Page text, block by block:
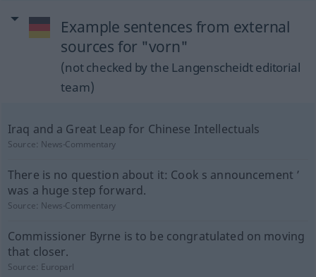
Example sentences from external
sources for "vorn"
(not checked by the Langenscheidt editorial
team)
Iraq and a Great Leap for Chinese Intellectuals
Source: News-Commentary
There is no question about it: Cook s announcement ’
was a huge step forward.
Source: News-Commentary
Commissioner Byrne is to be congratulated on moving
that closer.
Source: Europarl